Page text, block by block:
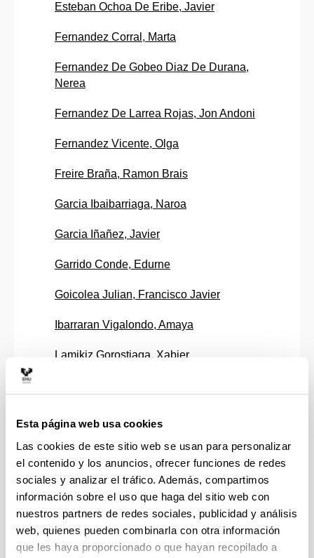
Esta página web usa cookies
Las cookies de este sitio web se usan para personalizar
el contenido y los anuncios, ofrecer funciones de redes
sociales y analizar el tráfico. Además, compartimos
información sobre el uso que haga del sitio web con
nuestros partners de redes sociales, publicidad y análisis
web, quienes pueden combinarla con otra información
que les haya proporcionado o que hayan recopilado a
Esteban Ochoa De Eribe, Javier
Fernandez Corral, Marta
Fernandez De Gobeo Diaz De Durana,
Nerea
Fernandez De Larrea Rojas, Jon Andoni
Fernandez Vicente, Olga
Freire Braña, Ramon Brais
Garcia Ibaibarriaga, Naroa
Garcia Iñañez, Javier
Garrido Conde, Edurne
Goicolea Julian, Francisco Javier
Ibarraran Vigalondo, Amaya
Lamikiz Gorostiaga, Xabier
Llamazares Martin, Andoni Marcos
Lopez De Arcaute Bartolome, Maddi
Lopez De Maturana Dieguez, Virginia
Lopez De Munain Iturrospe, Gorka